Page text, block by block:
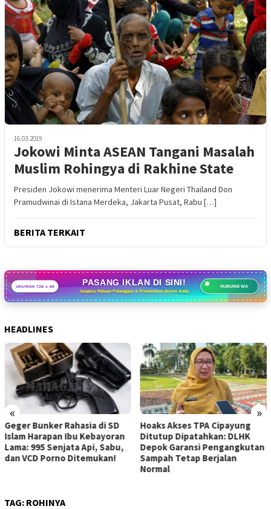
16.03.2019
Jokowi Minta ASEAN Tangani Masalah
Muslim Rohingya di Rakhine State
Presiden Jokowi menerima Menteri Luar Negeri Thailand Don
Pramudwinai di Istana Merdeka, Jakarta Pusat, Rabu […]
BERITA TERKAIT
UKURAN 728 x 90 PASANG IKLAN DI SINI!
Jangkau Ribuan Pelanggan & Promosikan Bisnis Anda
HUBUNGI WA
HEADLINES
« »
Hoaks Akses TPA Cipayung
Ditutup Dipatahkan: DLHK
Depok Garansi Pengangkutan
Sampah Tetap Berjalan
Optimalisasi Layanan
Berkelanjutan: BNN Gembleng
Petugas Rehabilitasi Lewat
Transformasi Paradigma
Pemulihan
TAG: ROHINYA